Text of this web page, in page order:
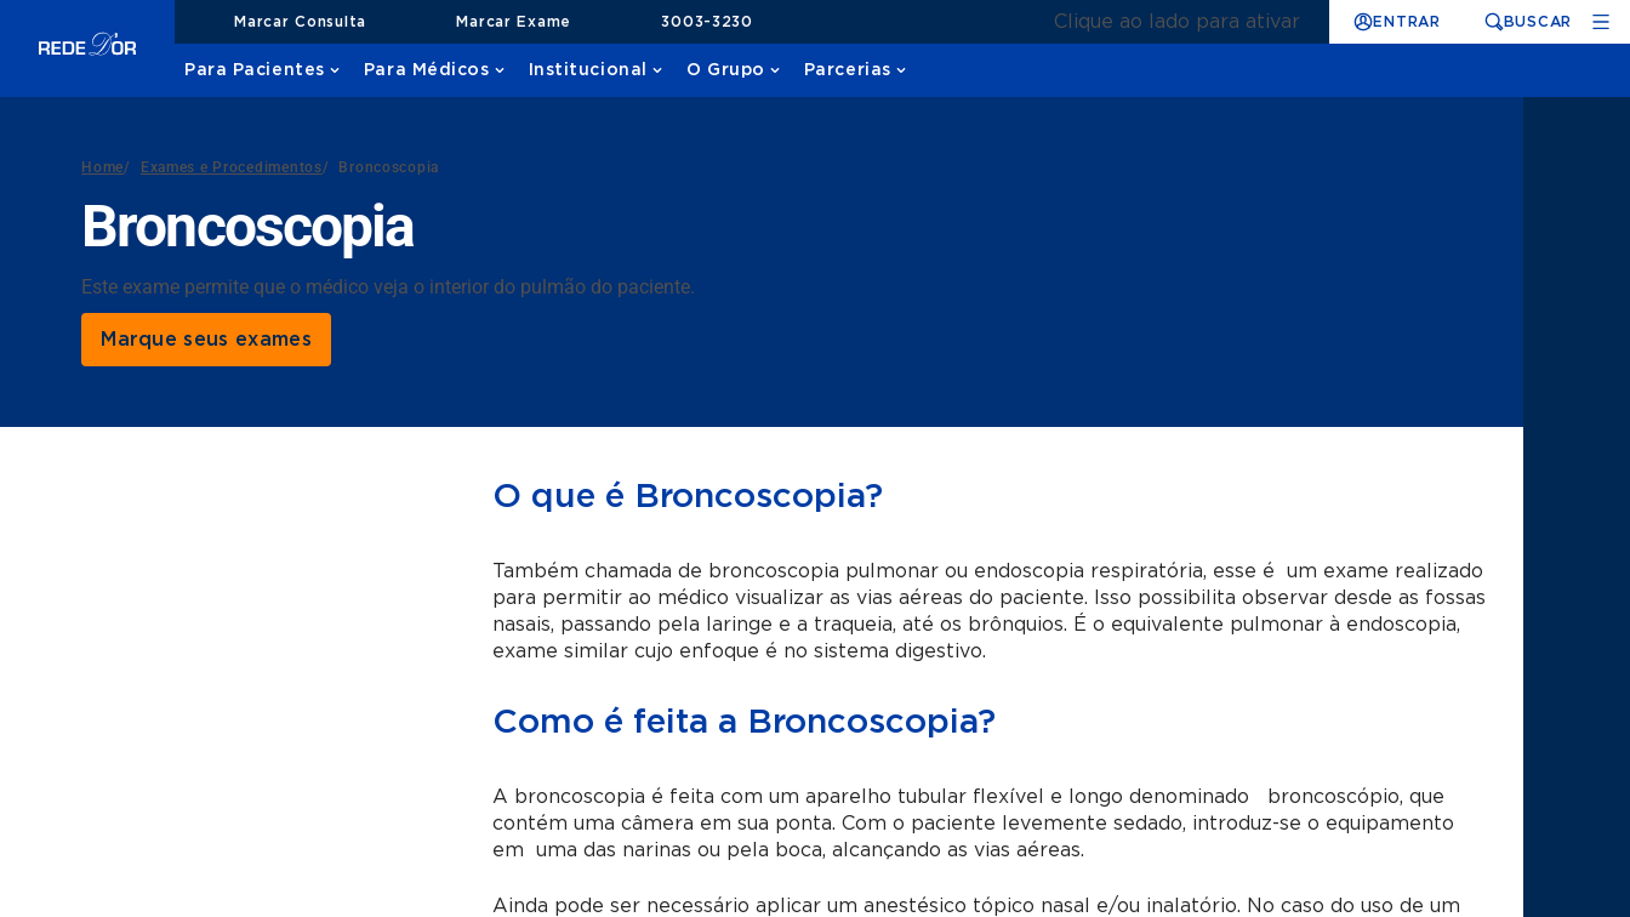
Marcar Consulta Marcar Exame 3003-3230 Clique ao lado para ativar ENTRAR BUSCAR
Para Pacientes Para Médicos Institucional O Grupo Parcerias
Home/ Exames e Procedimentos/ Broncoscopia
Broncoscopia
Este exame permite que o médico veja o interior do pulmão do paciente.
Marque seus exames
O que é Broncoscopia?
Também chamada de broncoscopia pulmonar ou endoscopia respiratória, esse é um exame realizado
para permitir ao médico visualizar as vias aéreas do paciente. Isso possibilita observar desde as fossas
nasais, passando pela laringe e a traqueia, até os brônquios. É o equivalente pulmonar à endoscopia,
exame similar cujo enfoque é no sistema digestivo.
Como é feita a Broncoscopia?
A broncoscopia é feita com um aparelho tubular flexível e longo denominado broncoscópio, que
contém uma câmera em sua ponta. Com o paciente levemente sedado, introduz-se o equipamento
em uma das narinas ou pela boca, alcançando as vias aéreas.
Ainda pode ser necessário aplicar um anestésico tópico nasal e/ou inalatório. No caso do uso de um